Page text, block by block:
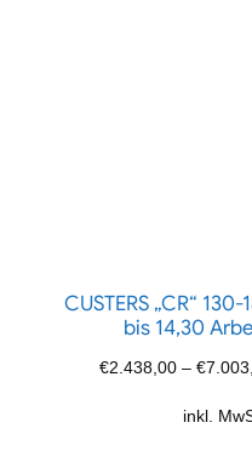
CUSTERS „CR“
bis 14,30
€2.438,00– €
inkl.